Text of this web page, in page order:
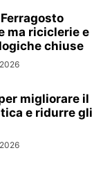
ma riciclerie e
chiuse
migliorare il
e ridurre gli